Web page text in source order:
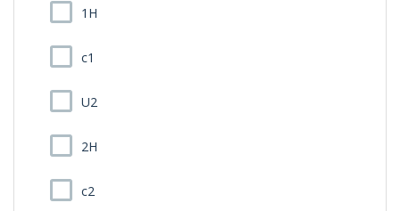
1H
c1
U2
2H
c2